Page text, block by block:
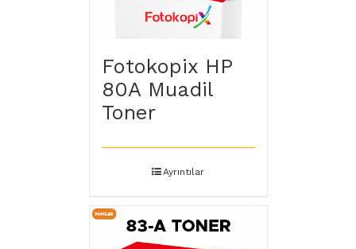
Fotokopix HP
80A Muadil
Toner
Ayrıntılar